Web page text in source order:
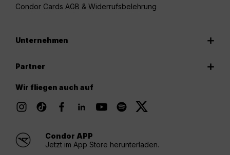
Condor Cards AGB & Widerrufsbelehrung
Unternehmen
Partner
Wir fliegen auch auf
Condor APP
Jetzt im App Store herunterladen.